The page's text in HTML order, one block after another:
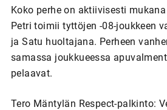
Koko perhe on aktiivisesti
Petri toimii tyttöjen -08-joukkeen
ja Satu huoltajana. Perheen
samassa joukkueessa
pelaavat.
Tero Mäntylän Respect-palkinto: